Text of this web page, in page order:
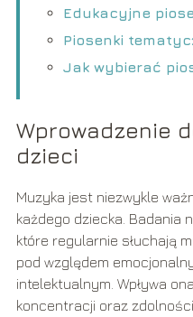
Edukacyjne
Piosenki
Jak wybierać
Wprowadzenie
dzieci
Muzyka jest niezwykle
każdego dziecka. Badania
które regularnie słuchają
pod względem
intelektualnym. Wpływa
koncentracji oraz